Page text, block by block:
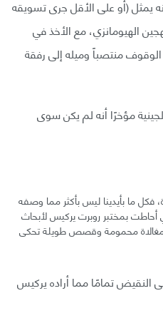
يمثل (أو على الأقل جرى تسويقه
الهيومانزي، مع الأخذ في
الوقوف منتصباً وميله إلى رفقة
مؤخرًا أنه لم يكن سوى
فكل ما بأيدينا ليس بأكثر مما وصفه
بمختبر روبرت يركيس لأبحاث
محمومة وقصص طويلة تحكى
النقيض تمامًا مما أراده يركيس